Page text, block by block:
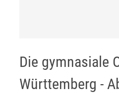
Die gymnasiale
Württemberg -